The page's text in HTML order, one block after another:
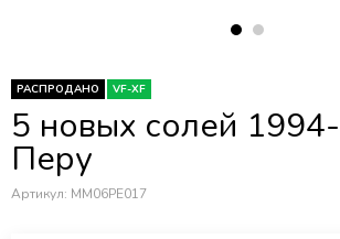
РАСПРОДАНО VF-XF
5 новых солей
Перу
Артикул: MM06PE017